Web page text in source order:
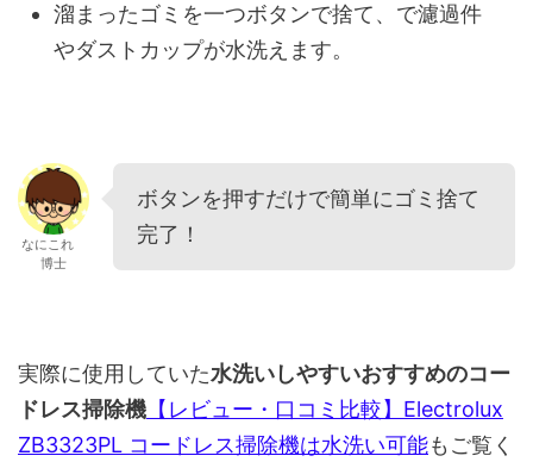
溜まったゴミを一つボタンで捨て、で濾過件
やダストカップが水洗えます。
なにこれ
博士
ボタンを押すだけで簡単にゴミ捨て
完了！
実際に使用していた水洗いしやすいおすすめのコー
ドレス掃除機 【レビュー・口コミ比較】Electrolux
ZB3323PL コードレス掃除機は水洗い可能もご覧く